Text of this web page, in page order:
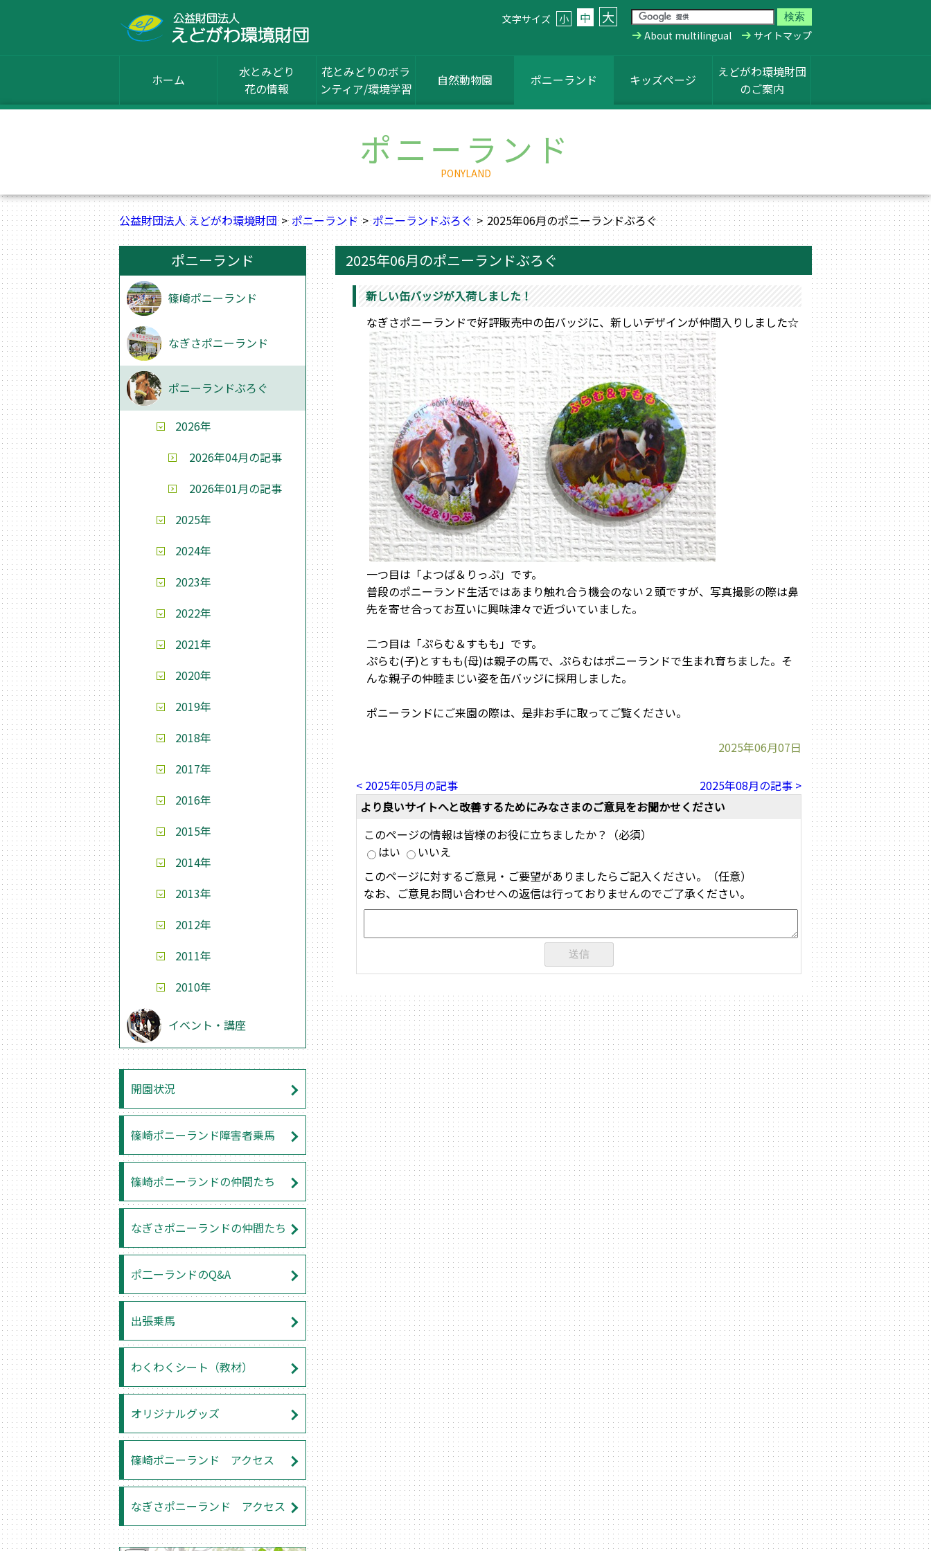
文字サイズ 小 中 大
About multilingual サイトマップ
ホーム
水とみどり
花の情報
花とみどりのボラ
ンティア/環境学習
自然動物園 ポニーランド キッズページ
えどがわ環境財団
のご案内
ポニーランド
PONYLAND
公益財団法人 えどがわ環境財団 ポニーランド ポニーランドぶろぐ 2025年06月のポニーランドぶろぐ
2025年06月のポニーランドぶろぐ
新しい缶バッジが入荷しました！
なぎさポニーランドで好評販売中の缶バッジに、新しいデザインが仲間入りしました☆
一つ目は「よつば＆りっぷ」です。
普段のポニーランド生活ではあまり触れ合う機会のない２頭ですが、写真撮影の際は鼻
先を寄せ合ってお互いに興味津々で近づいていました。
二つ目は「ぷらむ＆すもも」です。
ぷらむ(子)とすもも(母)は親子の馬で、ぷらむはポニーランドで生まれ育ちました。そ
んな親子の仲睦まじい姿を缶バッジに採用しました。
ポニーランドにご来園の際は、是非お手に取ってご覧ください。
2025年06月07日
< 2025年05月の記事
2025年08月の記事 >
より良いサイトへと改善するためにみなさまのご意見をお聞かせください
このページの情報は皆様のお役に立ちましたか？（必須）
はい
いいえ
このページに対するご意見・ご要望がありましたらご記入ください。（任意）
なお、ご意見お問い合わせへの返信は行っておりませんのでご了承ください。
ポニーランド
篠崎ポニーランド
なぎさポニーランド
ポニーランドぶろぐ
2026年
2026年04月の記事
2026年01月の記事
2025年
2024年
2023年
2022年
2021年
2020年
2019年
2018年
2017年
2016年
2015年
2014年
2013年
2012年
2011年
2010年
イベント・講座
開園状況
篠崎ポニーランド障害者乗馬
篠崎ポニーランドの仲間たち
なぎさポニーランドの仲間たち
ポ二ーランドのQ&A
出張乗馬
わくわくシート（教材）
オリジナルグッズ
篠崎ポニーランド アクセス
なぎさポニーランド アクセス